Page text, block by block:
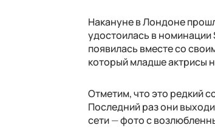
Накануне в Лондоне
удостоилась в номинации
появилась вместе со
который младше актрисы
Отметим, что это редкий
Последний раз они
сети—фото с